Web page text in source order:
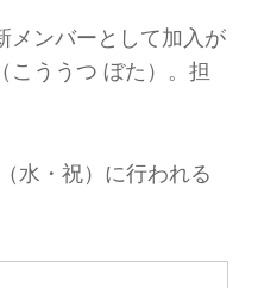
メンバーとして加入が
こううつ ぼた）。担
水・祝）に行われる